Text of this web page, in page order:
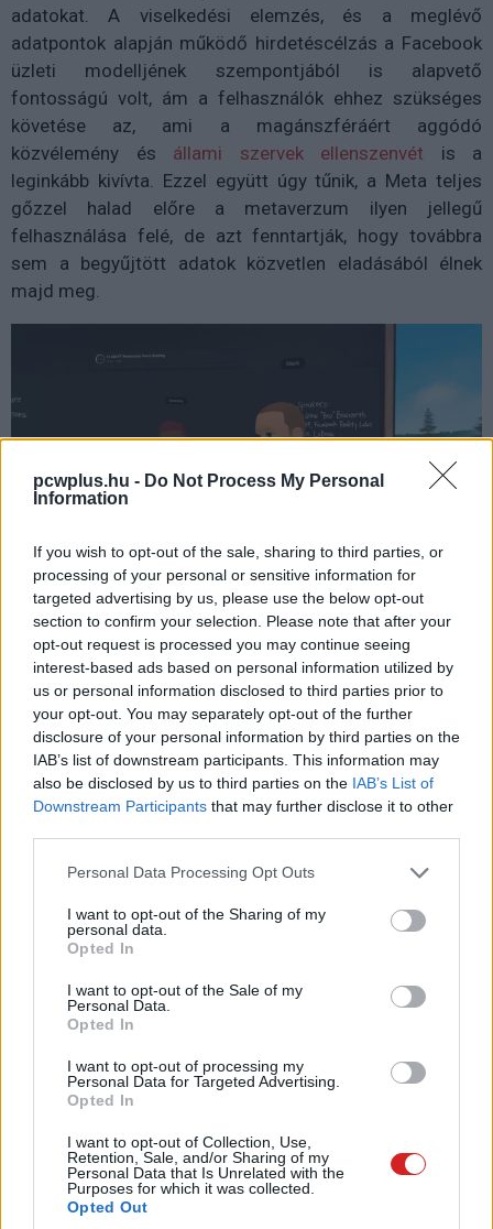
pcwplus.hu - Do Not Process My Personal
Information
If you wish to opt-out of the sale, sharing to third parties, or
processing of your personal or sensitive information for
targeted advertising by us, please use the below opt-out
section to confirm your selection. Please note that after your
opt-out request is processed you may continue seeing
interest-based ads based on personal information utilized by
us or personal information disclosed to third parties prior to
your opt-out. You may separately opt-out of the further
disclosure of your personal information by third parties on the
IAB’s list of downstream participants. This information may
also be disclosed by us to third parties on the IAB’s List of
Downstream Participants that may further disclose it to other
Please note that this website/app uses one or more Google
not limited to your visit or usage behaviour. You may click to
grant or deny consent to Google and its third-party tags to
use your data for below specified purposes in below Google
consent section.
Personal Data Processing Opt Outs
I want to opt-out of the Sharing of my
personal data.
Opted In
I want to opt-out of the Sale of my
Personal Data.
Opted In
I want to opt-out of processing my
Personal Data for Targeted Advertising.
Opted In
I want to opt-out of Collection, Use,
Retention, Sale, and/or Sharing of my
Personal Data that Is Unrelated with the
Purposes for which it was collected.
Opted Out
adatokat. A viselkedési elemzés, és a meglévő
adatpontok alapján működő hirdetéscélzás a Facebook
üzleti modelljének szempontjából is alapvető
fontosságú volt, ám a felhasználók ehhez szükséges
követése az, ami a magánszféráért aggódó
közvélemény és állami szervek ellenszenvét is a
leginkább kivívta. Ezzel együtt úgy tűnik, a Meta teljes
gőzzel halad előre a metaverzum ilyen jellegű
felhasználása felé, de azt fenntartják, hogy továbbra
sem a begyűjtött adatok közvetlen eladásából élnek
majd meg.
"Nyilvánvalóan, [a meglévő hirdetéscélzási
rendszerekhez] valami hasonlót tudnánk csinálni
a metaverzumban, ahol nem a szemkövetési
adatokat adjuk el a hirdetőknek, hanem, hogy
megérthessük, hogy az emberek odafigyelnek-e a
hirdetésre, vagy sem, fel kell tudnunk használni
az adatokat"
- nyilatkozta a Meta részéről Nick Clegg a Financial
Times-nak.
A felhasználók jelentős része valószínűleg még
visszataszítóbbnak érezné a velük kapcsolatos
interfész, mint a mobiljuk, vagy a számítógépük, hanem
közvetlenül a testükről történne, így nem meglepő, hogy
felkavaróBlack Mirror részbenis helyet kapott.
tényleg ilyen megoldások kapnak majd helyet a Meta
virtuális valóság alkalmazásaiban, árulkodó, hogy miről
ötletelnek a cégnél. Így az sem meglepő, hogy további